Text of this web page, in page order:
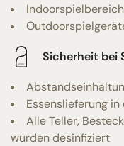
Indoorspielbereich
Sicherheit bei
Essenslieferung
Alle Teller,
wurden desinfiziert